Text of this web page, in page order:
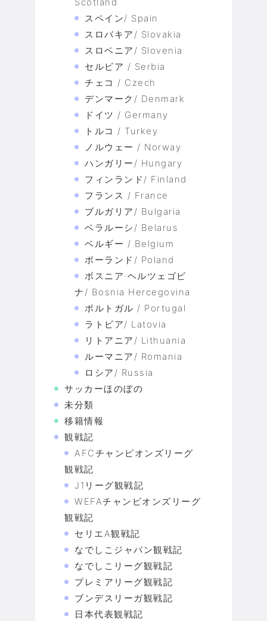
スペイン/ Spain
スロバキア/ Slovakia
スロベニア/ Slovenia
セルビア / Serbia
チェコ / Czech
デンマーク/ Denmark
ドイツ / Germany
トルコ / Turkey
ノルウェー / Norway
ハンガリー/ Hungary
フィンランド/ Finland
フランス / France
ブルガリア/ Bulgaria
ベラルーシ/ Belarus
ベルギー / Belgium
ポーランド/ Poland
ボスニア·ヘルツェゴビ
ナ/ Bosnia Hercegovina
ポルトガル / Portugal
ラトビア/ Latovia
リトアニア/ Lithuania
ルーマニア/ Romania
ロシア/ Russia
サッカーほのぼの
未分類
移籍情報
観戦記
AFCチャンピオンズリーグ
観戦記
J1リーグ観戦記
WEFAチャンピオンズリーグ
観戦記
セリエA観戦記
なでしこジャパン観戦記
なでしこリーグ観戦記
プレミアリーグ観戦記
ブンデスリーガ観戦記
日本代表観戦記